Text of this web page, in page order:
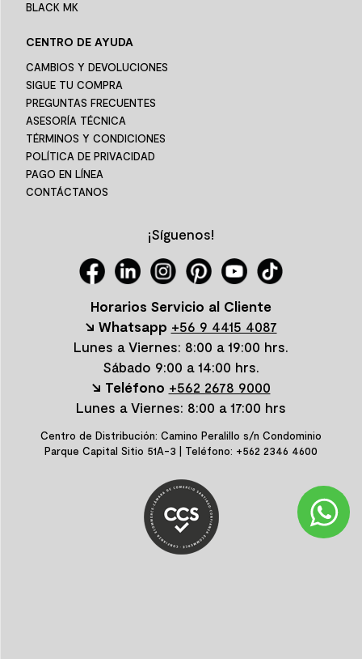
BLACK MK
CENTRO DE AYUDA
CAMBIOS Y DEVOLUCIONES
SIGUE TU COMPRA
PREGUNTAS FRECUENTES
ASESORÍA TÉCNICA
TÉRMINOS Y CONDICIONES
POLÍTICA DE PRIVACIDAD
PAGO EN LÍNEA
CONTÁCTANOS
¡Síguenos!
Horarios Servicio al Cliente
↘ Whatsapp +56 9 4415 4087
Lunes a Viernes: 8:00 a 19:00 hrs.
Sábado 9:00 a 14:00 hrs.
↘ Teléfono +562 2678 9000
Lunes a Viernes: 8:00 a 17:00 hrs
Centro de Distribución: Camino Peralillo s/n Condominio
Parque Capital Sitio 51A-3 | Teléfono: +562 2346 4600